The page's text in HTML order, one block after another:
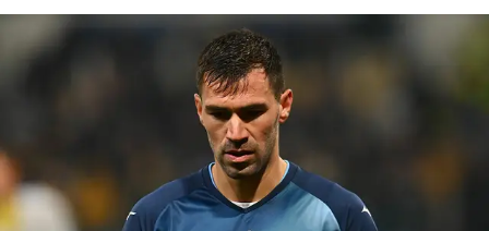
Social
Champions League
Europa League